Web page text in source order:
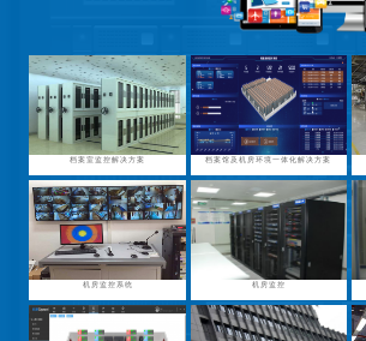
档案室监控解决方案 档案馆及机房环境一体化解决方案
机房监控系统 机房监控